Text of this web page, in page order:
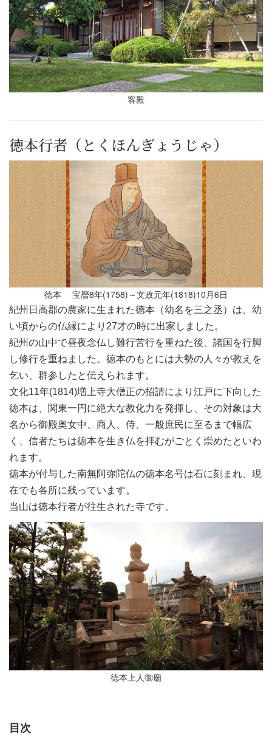
客殿
徳本行者（とくほんぎょうじゃ）
徳本 宝暦8年(1758)～文政元年(1818)10月6日
紀州日高郡の農家に生まれた徳本（幼名を三之丞）は、幼
い頃からの仏縁により27才の時に出家しました。
紀州の山中で昼夜念仏し難行苦行を重ねた後、諸国を行脚
し修行を重ねました。徳本のもとには大勢の人々が教えを
乞い、群参したと伝えられます。
文化11年(1814)増上寺大僧正の招請により江戸に下向した
徳本は、関東一円に絶大な教化力を発揮し、その対象は大
名から御殿奥女中、商人、侍、一般庶民に至るまで幅広
く、信者たちは徳本を生き仏を拝むがごとく崇めたといわ
れます。
徳本が付与した南無阿弥陀仏の徳本名号は石に刻まれ、現
在でも各所に残っています。
当山は徳本行者が往生された寺です。
徳本上人御廟
目次